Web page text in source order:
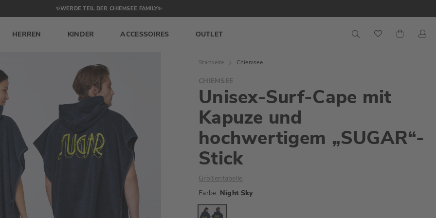
✨WERDE TEIL DER CHIEMSEE FAMILY✨
HERREN KINDER ACCESSOIRES OUTLET
Mein
CHIEMSEE
Unisex-Surf-Cape mit
Kapuze und
hochwertigem „SUGAR“-
Stick
Größentabelle
Farbe Night Sky
Startseite Chiemsee